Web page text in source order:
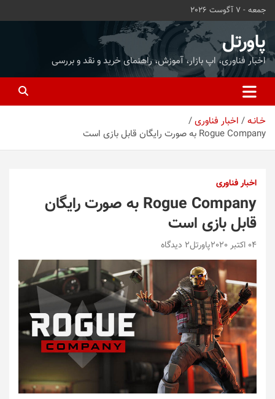
محتوا
بروید
جمعه - 7 آگوست 2026
پاورتل
اخبار فناوری، اپ بازار، آموزش، راهنمای خرید و نقد و بررسی
خـانـه
اخبار فناوری
Rogue Company ‌به صورت رایگان قابل بازی است
اخبار فناوری
Rogue Company ‌به صورت رایگان
قابل بازی است
04 اکتبر 2020 پاورتل2 دیدگاه